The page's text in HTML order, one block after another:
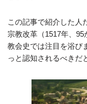
この記事で紹介した人
宗教改革（1517年、
教会史では注目を浴び
っと認知されるべきだ